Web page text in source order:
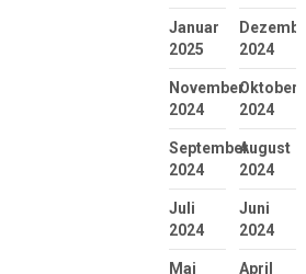
Januar
2025
2024
November
2024
Oktober
2024
September
2024
August
2024
Juli
2024
Juni
2024
Mai
April